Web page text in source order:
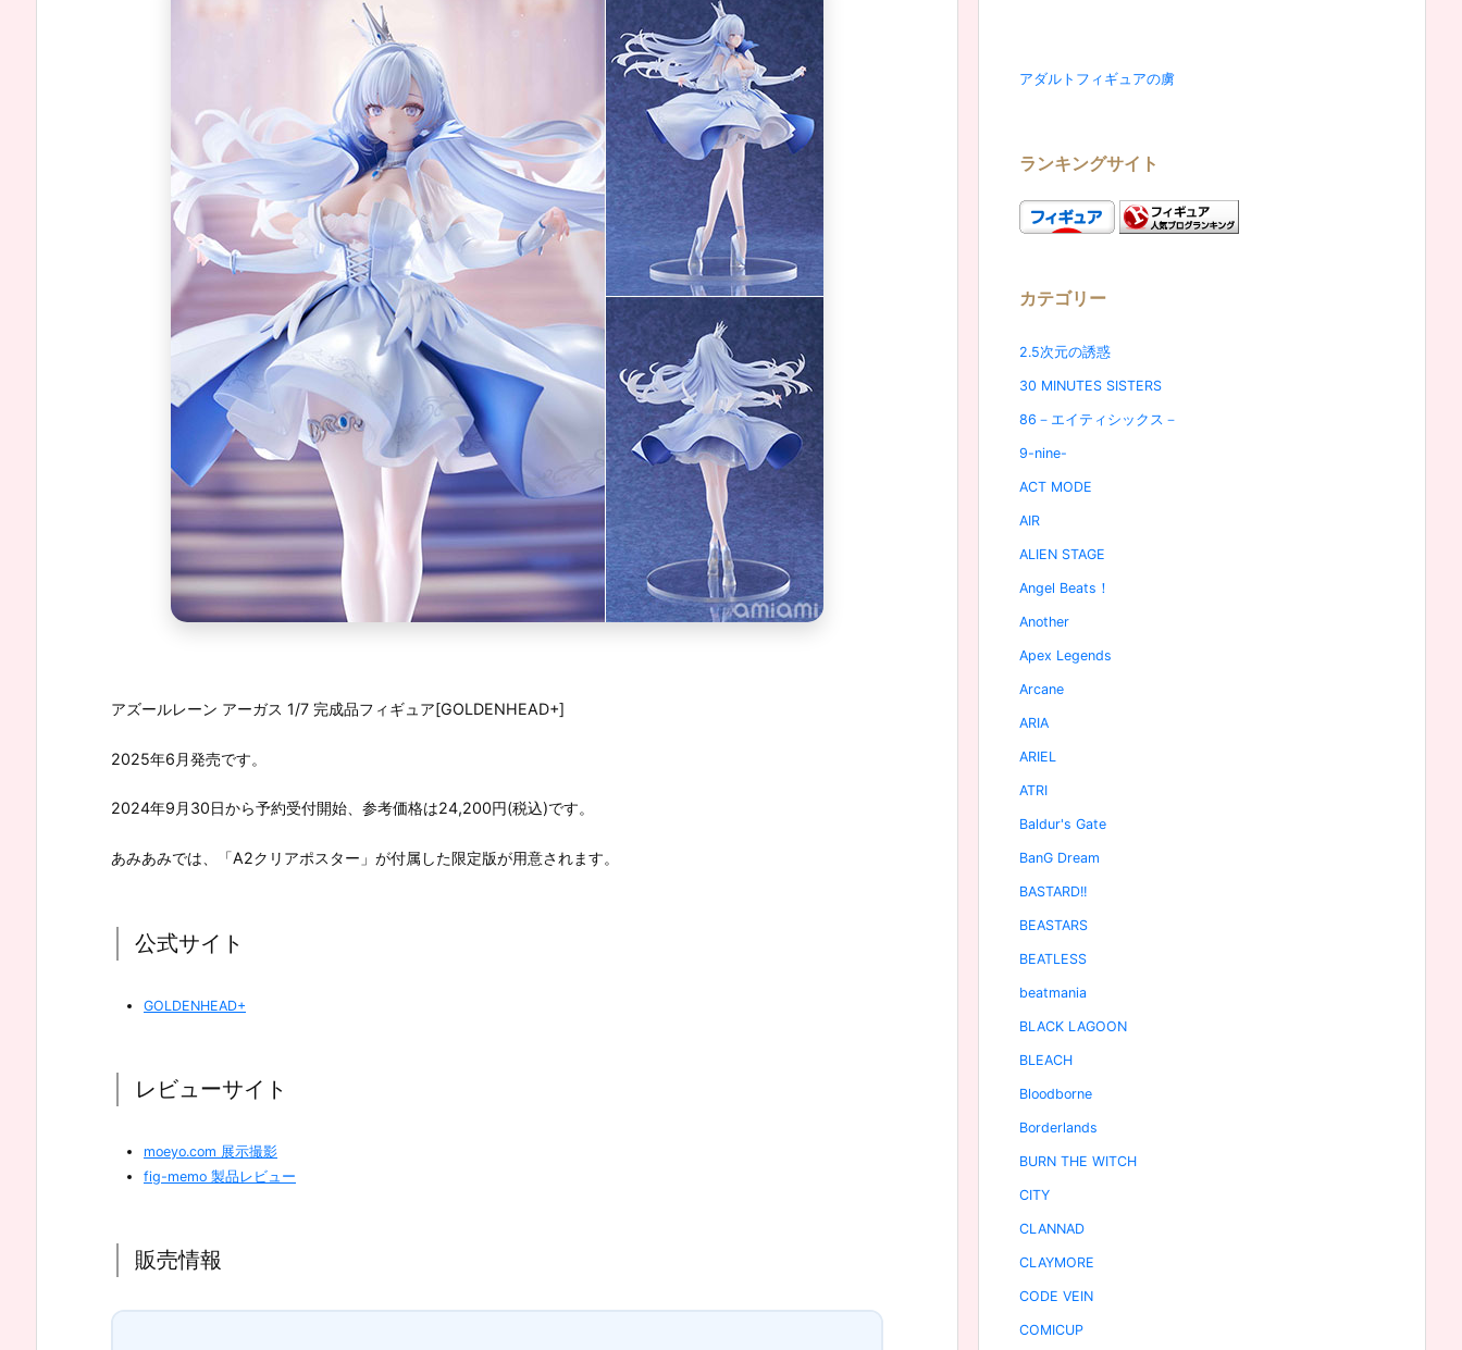
アズールレーン アーガス 1/7 完成品フィギュア[GOLDENHEAD+]
2025年6月発売です。
2024年9月30日から予約受付開始、参考価格は24,200円(税込)です。
あみあみでは、「A2クリアポスター」が付属した限定版が用意されます。
公式サイト
GOLDENHEAD+
レビューサイト
moeyo.com 展示撮影
fig-memo 製品レビュー
販売情報
アダルトフィギュアの虜
ランキングサイト
カテゴリー
2.5次元の誘惑
30 MINUTES SISTERS
86－エイティシックス－
9-nine-
ACT MODE
AIR
ALIEN STAGE
Angel Beats！
Another
Apex Legends
Arcane
ARIA
ARIEL
ATRI
Baldur's Gate
BanG Dream
BASTARD!!
BEASTARS
BEATLESS
beatmania
BLACK LAGOON
BLEACH
Bloodborne
Borderlands
BURN THE WITCH
CITY
CLANNAD
CLAYMORE
CODE VEIN
COMICUP